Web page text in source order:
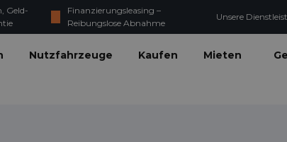
Geld-
Finanzierungsleasing –
Reibungslose Abnahme
Unsere
Nutzfahrzeuge Kaufen Mieten